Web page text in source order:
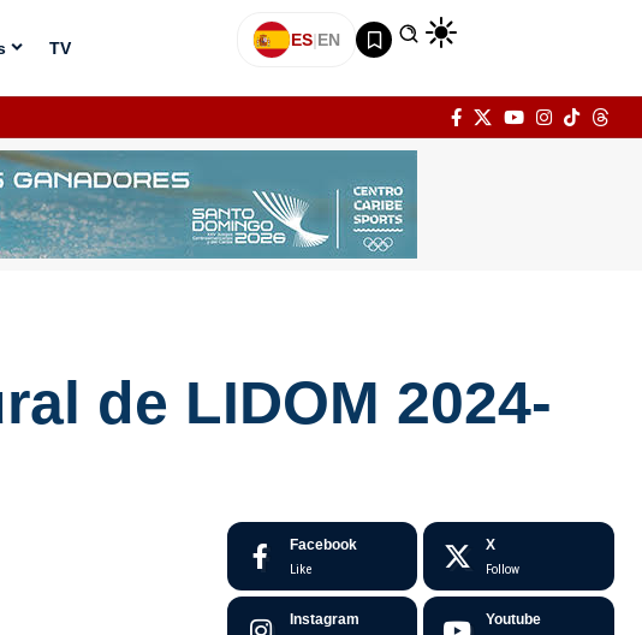
TV ES|EN
de LIDOM 2024-
Facebook
Like
X
Follow
Instagram Youtube